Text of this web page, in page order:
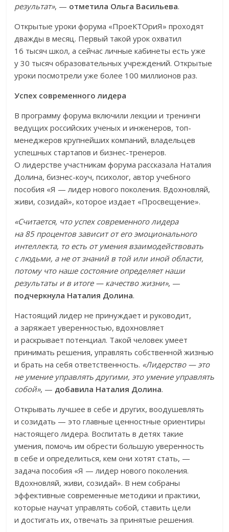
результат», — отметила Ольга Васильева.
Открытые уроки форума «ПроеКТОриЯ» проходят
дважды в месяц. Первый такой урок охватил
16 тысяч школ, а сейчас личные кабинеты есть уже
у 30 тысяч образовательных учреждений. Открытые
уроки посмотрели уже более 100 миллионов раз.
Успех современного лидера
В программу форума включили лекции и тренинги
ведущих российских ученых и инженеров, топ-
менеджеров крупнейших компаний, владельцев
успешных стартапов и бизнес-тренеров.
О лидерстве участникам форума рассказала Наталия
Долина, бизнес-коуч, психолог, автор учебного
пособия «Я — лидер нового поколения. Вдохновляй,
живи, созидай», которое издает «Просвещение».
«Считается, что успех современного лидера
на 85 процентов зависит от его эмоционального
интеллекта, то есть от умения взаимодействовать
с людьми, а не от знаний в той или иной области,
потому что наше состояние определяет наши
результаты и в итоге — качество жизни», —
подчеркнула Наталия Долина.
Настоящий лидер не принуждает и руководит,
а заряжает уверенностью, вдохновляет
и раскрывает потенциал. Такой человек умеет
принимать решения, управлять собственной жизнью
и брать на себя ответственность. «Лидерство — это
не умение управлять другими, это умение управлять
собой», — добавила Наталия Долина.
Открывать лучшее в себе и других, воодушевлять
и созидать — это главные ценностные ориентиры
настоящего лидера. Воспитать в детях такие
умения, помочь им обрести большую уверенность
в себе и определиться, кем они хотят стать, —
задача пособия «Я — лидер нового поколения.
Вдохновляй, живи, созидай». В нем собраны
эффективные современные методики и практики,
которые научат управлять собой, ставить цели
и достигать их, отвечать за принятые решения.